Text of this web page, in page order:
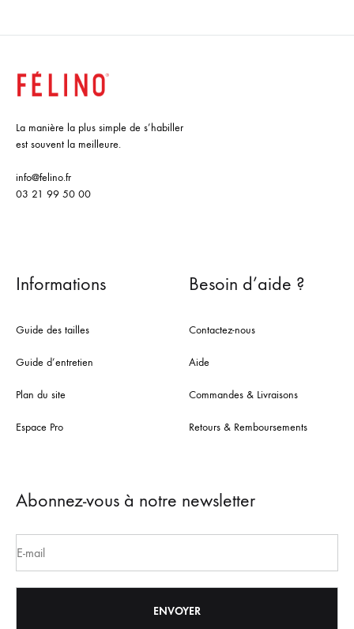
La manière la plus simple de s’habiller
est souvent la meilleure.
info@felino.fr
03 21 99 50 00
Informations
Guide des tailles
Guide d’entretien
Plan du site
Espace Pro
Besoin d’aide ?
Contactez-nous
Aide
Commandes & Livraisons
Retours & Remboursements
Abonnez-vous à notre newsletter